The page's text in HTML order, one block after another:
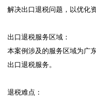
解决出口退税问题，以优化
出口退税服务区域：
本案例涉及的服务区域为广
出口退税服务。
退税难点：